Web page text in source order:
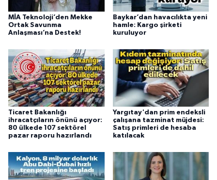
MİA Teknoloji’den Mekke
Ortak Savunma
Anlaşması’na Destek!
Baykar’dan havacılıkta yeni
hamle: Kargo şirketi
kuruluyor
Ticaret Bakanlığı
ihracatçıların önünü açıyor:
80 ülkede 107 sektörel
pazar raporu hazırlandı
Yargıtay'dan prim endeksli
çalışana tazminat müjdesi:
Satış primleri de hesaba
katılacak